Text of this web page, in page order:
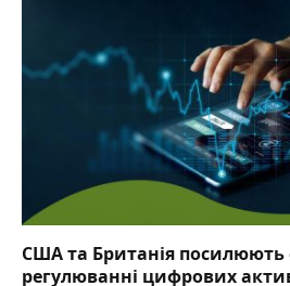
США та Британія посилюють
регулюванні цифрових